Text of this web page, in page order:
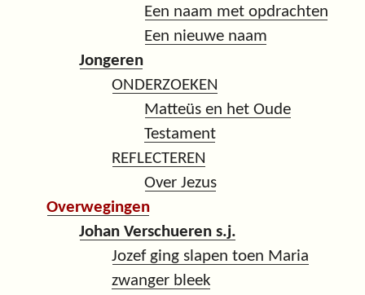
Een naam met opdrachten
Een nieuwe naam
Jongeren
ONDERZOEKEN
Matteüs en het Oude
Testament
REFLECTEREN
Over Jezus
Overwegingen
Johan Verschueren s.j.
Jozef ging slapen toen Maria
zwanger bleek